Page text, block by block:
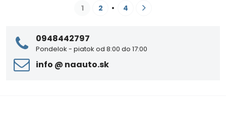
1 2 4
0948442797
Pondelok - piatok od 8:00 do 17:00
info ​@ naauto​.sk